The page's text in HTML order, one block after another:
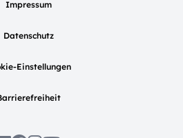
Impressum
Datenschutz
Einstellungen